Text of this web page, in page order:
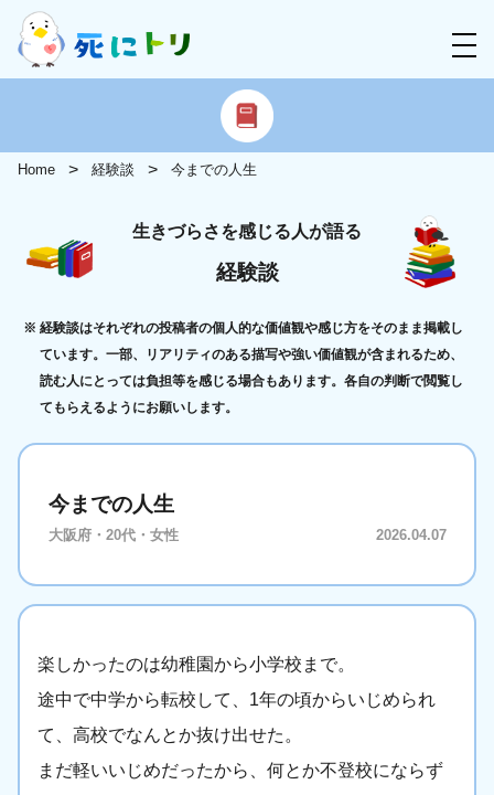
Home 経験談 今までの人生
生きづらさを感じる人が語る
経験談
経験談はそれぞれの投稿者の個人的な価値観や感じ方をそのまま掲載し
ています。一部、リアリティのある描写や強い価値観が含まれるため、
読む人にとっては負担等を感じる場合もあります。各自の判断で閲覧し
てもらえるようにお願いします。
今までの人生
大阪府・20代・女性 2026.04.07
楽しかったのは幼稚園から小学校まで。
途中で中学から転校して、1年の頃からいじめられ
て、高校でなんとか抜け出せた。
まだ軽いいじめだったから、何とか不登校にならず